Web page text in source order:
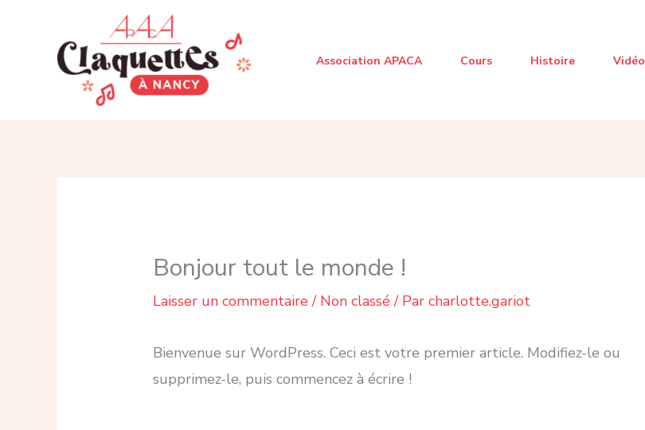
Association APACA Cours Histoire Vidéo
Bonjour tout le monde !
Laisser un commentaire / Non classé/ Parcharlotte.gariot
Bienvenue sur WordPress. Ceci est votre premier article. Modifiez-le ou
supprimez-le, puis commencez à écrire !